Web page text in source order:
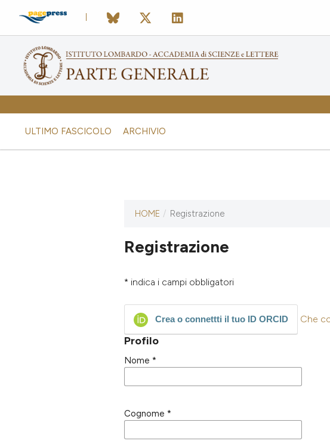
ULTIMO FASCICOLO ARCHIVIO
Questa rivista non ha ancora
HOME / Registrazione
Registrazione
* indica i campi obbligatori
Crea o connettti il tuo ID ORCID Che
Profilo
Nome *
Cognome *